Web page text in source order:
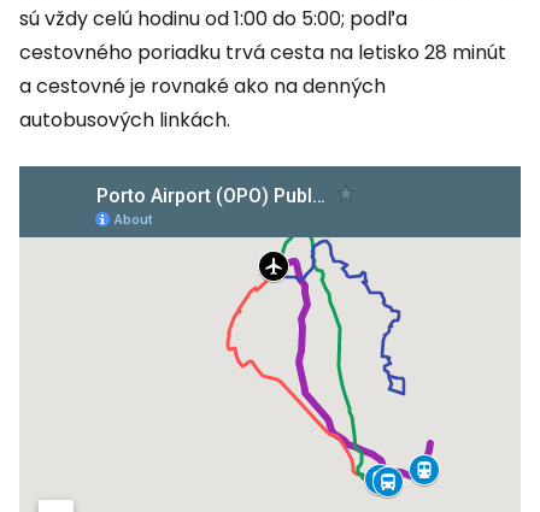
sú vždy celú hodinu od 1:00 do 5:00; podľa
cestovného poriadku trvá cesta na letisko 28 minút
a cestovné je rovnaké ako na denných
autobusových linkách.